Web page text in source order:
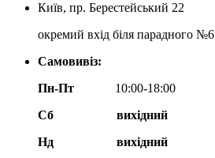
Київ, пр. Берестейський 22
окремий вхід біля парадного №6
Самовивіз:
Пн-Пт
10:00-18:00
Сб
вихідний
Нд
вихідний